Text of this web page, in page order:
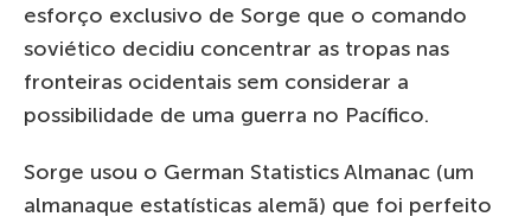
esforço exclusivo de Sorge que o comando
soviético decidiu concentrar as tropas nas
fronteiras ocidentais sem considerar a
possibilidade de uma guerra no Pacífico.
Sorge usou o German Statistics Almanac (um
almanaque estatísticas alemã) que foi perfeito